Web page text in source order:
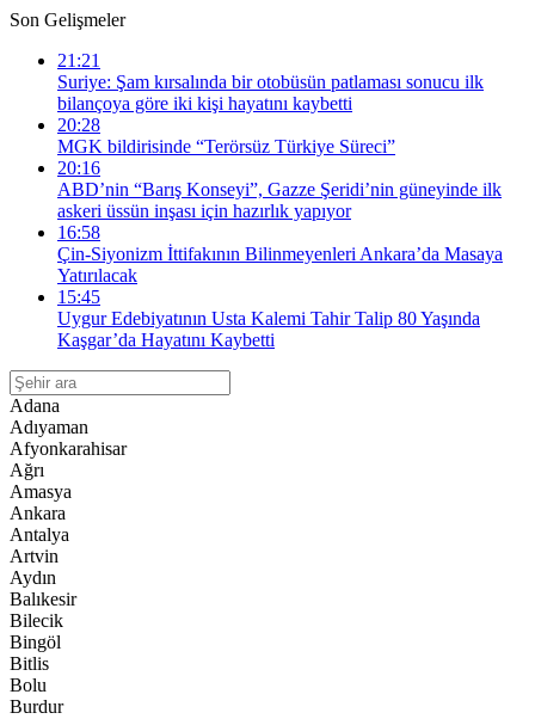
Son Gelişmeler
21:21
Suriye: Şam kırsalında bir otobüsün patlaması sonucu ilk
bilançoya göre iki kişi hayatını kaybetti
20:28
MGK bildirisinde “Terörsüz Türkiye Süreci”
20:16
ABD’nin “Barış Konseyi”, Gazze Şeridi’nin güneyinde ilk
askeri üssün inşası için hazırlık yapıyor
16:58
Çin-Siyonizm İttifakının Bilinmeyenleri Ankara’da Masaya
Yatırılacak
15:45
Uygur Edebiyatının Usta Kalemi Tahir Talip 80 Yaşında
Kaşgar’da Hayatını Kaybetti
Adana
Adıyaman
Afyonkarahisar
Ağrı
Amasya
Ankara
Antalya
Artvin
Aydın
Balıkesir
Bilecik
Bingöl
Bitlis
Bolu
Burdur